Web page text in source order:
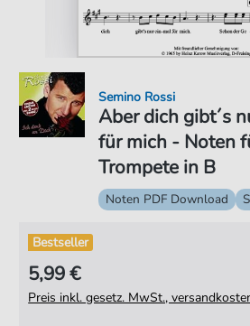
Aber dich gibt´s
für mich - Noten
Trompete in B
Semino Rossi
Noten PDF Download
Bestseller
5,99 €
Preis inkl. gesetz. MwSt.,